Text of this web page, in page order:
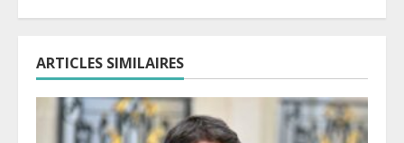
ARTICLES SIMILAIRES